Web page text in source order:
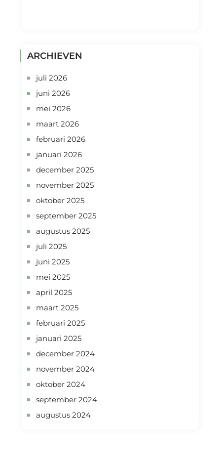
ARCHIEVEN
juli 2026
juni 2026
mei 2026
maart 2026
februari 2026
januari 2026
december 2025
november 2025
oktober 2025
september 2025
augustus 2025
juli 2025
juni 2025
mei 2025
april 2025
maart 2025
februari 2025
januari 2025
december 2024
november 2024
oktober 2024
september 2024
augustus 2024